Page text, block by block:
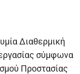
Διαθερμική
σύμφωνα
Προστασίας